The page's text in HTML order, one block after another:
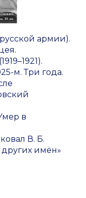
армии).
м. Три года.
в
В. Б.
имён»